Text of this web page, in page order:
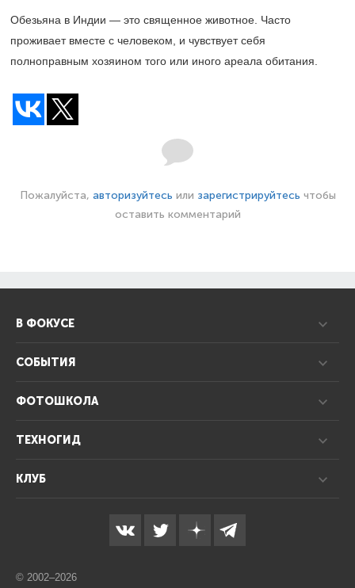
Обезьяна в Индии — это священное животное. Часто
проживает вместе с человеком, и чувствует себя
полноправным хозяином того или иного ареала обитания.
Пожалуйста, авторизуйтесь или зарегистрируйтесь чтобы
оставить комментарий
В ФОКУСЕ
СОБЫТИЯ
ФОТОШКОЛА
ТЕХНОГИД
КЛУБ
© 2002–2026